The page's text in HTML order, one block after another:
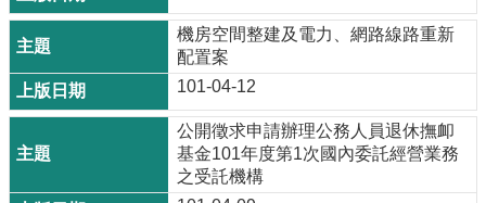
機房空間整建及電力、網路線路重新
配置案
101-04-12
公開徵求申請辦理公務人員退休撫卹
基金101年度第1次國內委託經營業務
之受託機構